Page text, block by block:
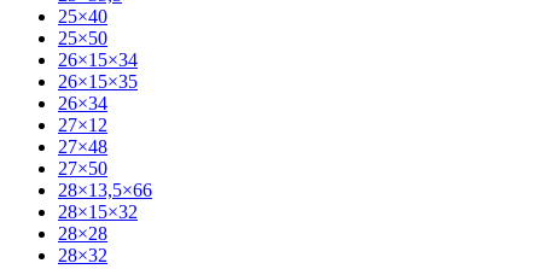
25×40
25×50
26×15×34
26×15×35
26×34
27×12
27×48
27×50
28×13,5×66
28×15×32
28×28
28×32